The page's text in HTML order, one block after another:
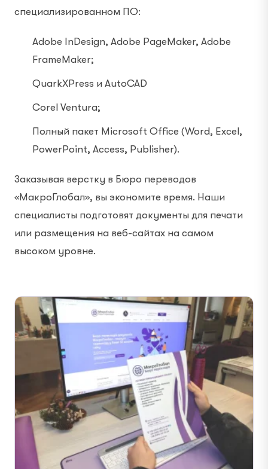
специализированном ПО:
Adobe InDesign, Adobe PageMaker, Adobe
FrameMaker;
QuarkXPress и AutoCAD
Corel Ventura;
Полный пакет Microsoft Office (Word, Excel,
PowerPoint, Access, Publisher).
Заказывая верстку в Бюро переводов
«МакроГлобал», вы экономите время. Наши
специалисты подготовят документы для печати
или размещения на веб-сайтах на самом
высоком уровне.